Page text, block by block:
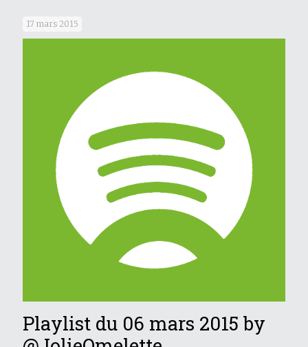
17 mars 2015
Playlist du 06 mars 2015 by